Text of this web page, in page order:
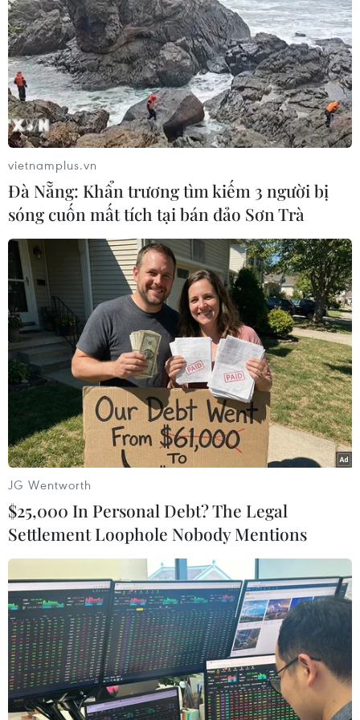
Chuyên gia dự đoán kinh tế Trung Quốc
phục hồi ổn định trong năm 2023
05/01/2023 10:50
Chuyên gia tin rằng kinh tế Trung Quốc sẽ tăng tốc phục
hồi trong nửa đầu năm 2023, đặc biệt là trong quý 2,
khi nhiều nhà máy bắt đầu lấy lại đà sản xuất và các
doanh nghiệp mở cửa trở lại.
Đà phục hồi kinh tế Trung Quốc vẫn đối
mặt với nhiều thách thức
vietnamplus.vn
Đà Nẵng: Khẩn trương tìm kiếm 3 người bị
sóng cuốn mất tích tại bán đảo Sơn Trà
JG Wentworth
$25,000 In Personal Debt? The Legal
Settlement Loophole Nobody Mentions